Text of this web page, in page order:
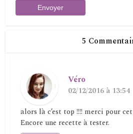
5
Véro
02/12/2016 à 13:54
alors là c’est top !!!! merci pour
Encore une recette à tester.